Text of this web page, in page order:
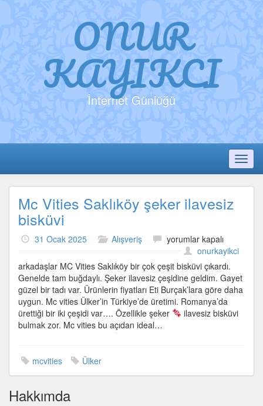
ONUR
KAYIKCI
İnternet Günlüğü
Mc Vities Saklıköy şeker ilavesiz
bisküvi
31 Ocak 2025 Alışveriş
Mc
Vities
Saklıköy
şeker
ilavesiz
bisküvi
için
yorumlar kapalı
onurkayikci
arkadaşlar MC Vities Saklıköy bir çok çeşit bisküvi çıkardı.
Genelde tam buğdaylı. Şeker ilavesiz çeşidine geldim. Gayet
güzel bir tadı var. Ürünlerin fiyatları Eti Burçak’lara göre daha
uygun. Mc vities Ülker’in Türkiye’de üretimi. Romanya’da
ürettiği bir iki çeşidi var…. Özellikle şeker
ilavesiz bisküvi
bulmak zor. Mc vities bu açıdan ideal…
mcvities Ülker
Hakkımda